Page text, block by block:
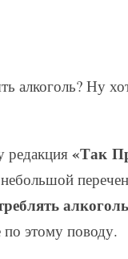
алкоголь? Ну
редакция «Так
алкоголь
по этому поводу.